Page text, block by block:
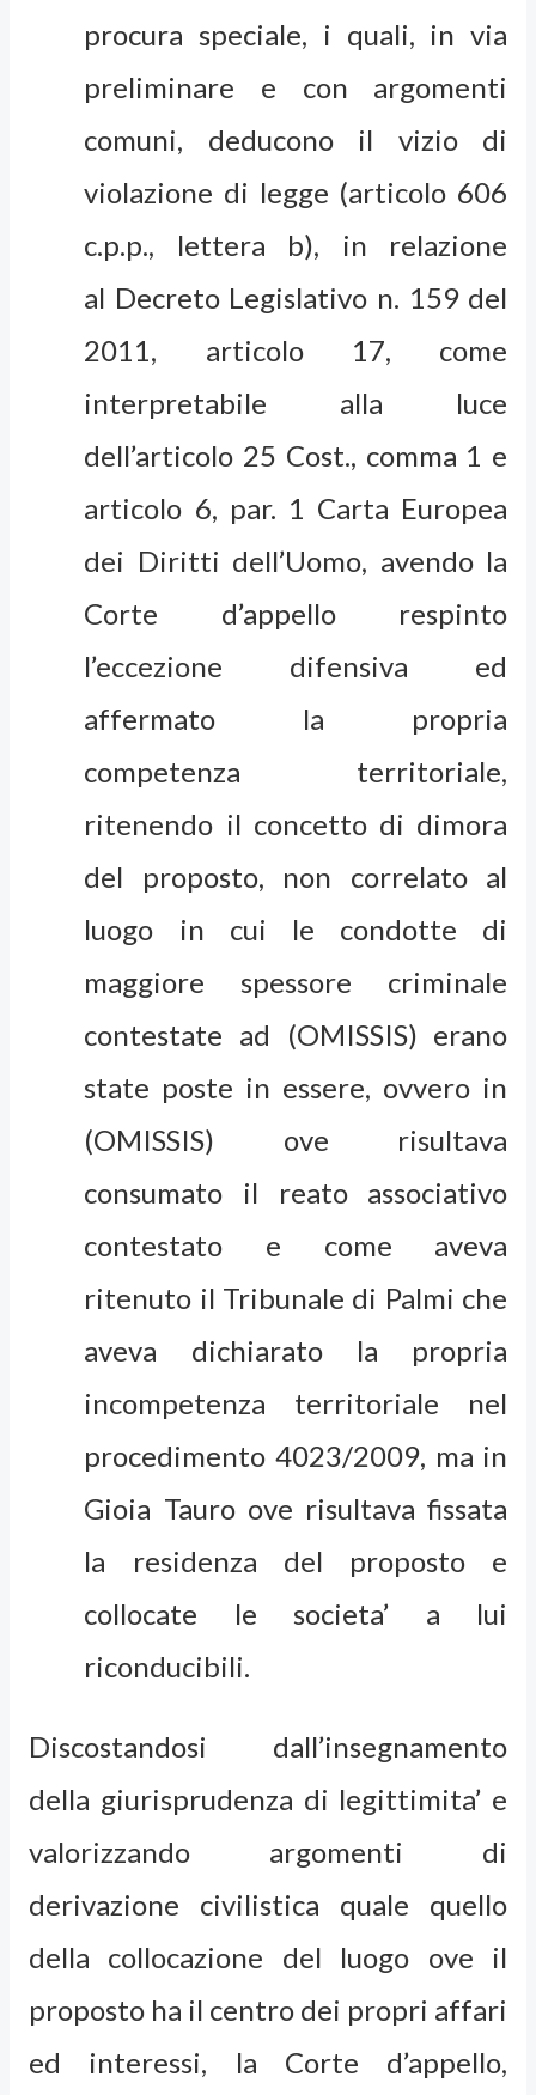
procura speciale, i quali, in via
preliminare e con argomenti
comuni, deducono il vizio di
violazione di legge (articolo 606
c.p.p., lettera b), in relazione
al Decreto Legislativo n. 159 del
2011, articolo 17, come
interpretabile alla luce
dell’articolo 25 Cost., comma 1 e
articolo 6, par. 1 Carta Europea
dei Diritti dell’Uomo, avendo la
Corte d’appello respinto
l’eccezione difensiva ed
affermato la propria
competenza territoriale,
ritenendo il concetto di dimora
del proposto, non correlato al
luogo in cui le condotte di
maggiore spessore criminale
contestate ad (OMISSIS) erano
state poste in essere, ovvero in
(OMISSIS) ove risultava
consumato il reato associativo
contestato e come aveva
ritenuto il Tribunale di Palmi che
aveva dichiarato la propria
incompetenza territoriale nel
procedimento 4023/2009, ma in
Gioia Tauro ove risultava fissata
la residenza del proposto e
collocate le societa’ a lui
riconducibili.
Discostandosi dall’insegnamento
della giurisprudenza di legittimita’ e
valorizzando argomenti di
derivazione civilistica quale quello
della collocazione del luogo ove il
proposto ha il centro dei propri affari
ed interessi, la Corte d’appello,